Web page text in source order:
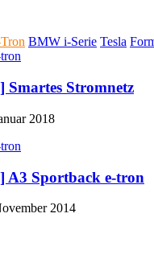
BMW i-Serie Tesla
Smartes Stromnetz
2018
A3 Sportback e-tron
2014